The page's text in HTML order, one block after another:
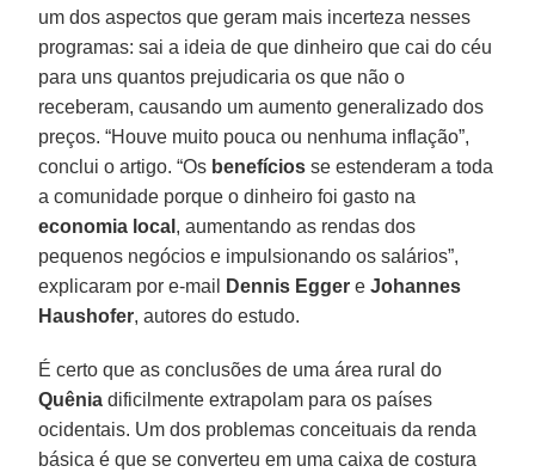
um dos aspectos que geram mais incerteza nesses
programas: sai a ideia de que dinheiro que cai do céu
para uns quantos prejudicaria os que não o
receberam, causando um aumento generalizado dos
preços. “Houve muito pouca ou nenhuma inflação”,
conclui o artigo. “Os benefícios se estenderam a toda
a comunidade porque o dinheiro foi gasto na
economia local , aumentando as rendas dos
pequenos negócios e impulsionando os salários”,
explicaram por e-mail
Dennis Egger eJohannes
Haushofer, autores do estudo.
É certo que as conclusões de uma área rural do
Quênia dificilmente extrapolam para os países
ocidentais. Um dos problemas conceituais da renda
básica é que se converteu em uma caixa de costura